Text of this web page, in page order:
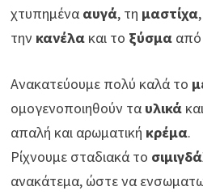
χτυπημένα αυγά, τη μαστίχα
τηνκανέλα και το ξύσμα από
Ανακατεύουμε πολύ καλά το
ομογενοποιηθούν τα υλικά
απαλή και αρωματικήκρέμα.
Ρίχνουμε σταδιακά το
ανακάτεμα, ώστε να